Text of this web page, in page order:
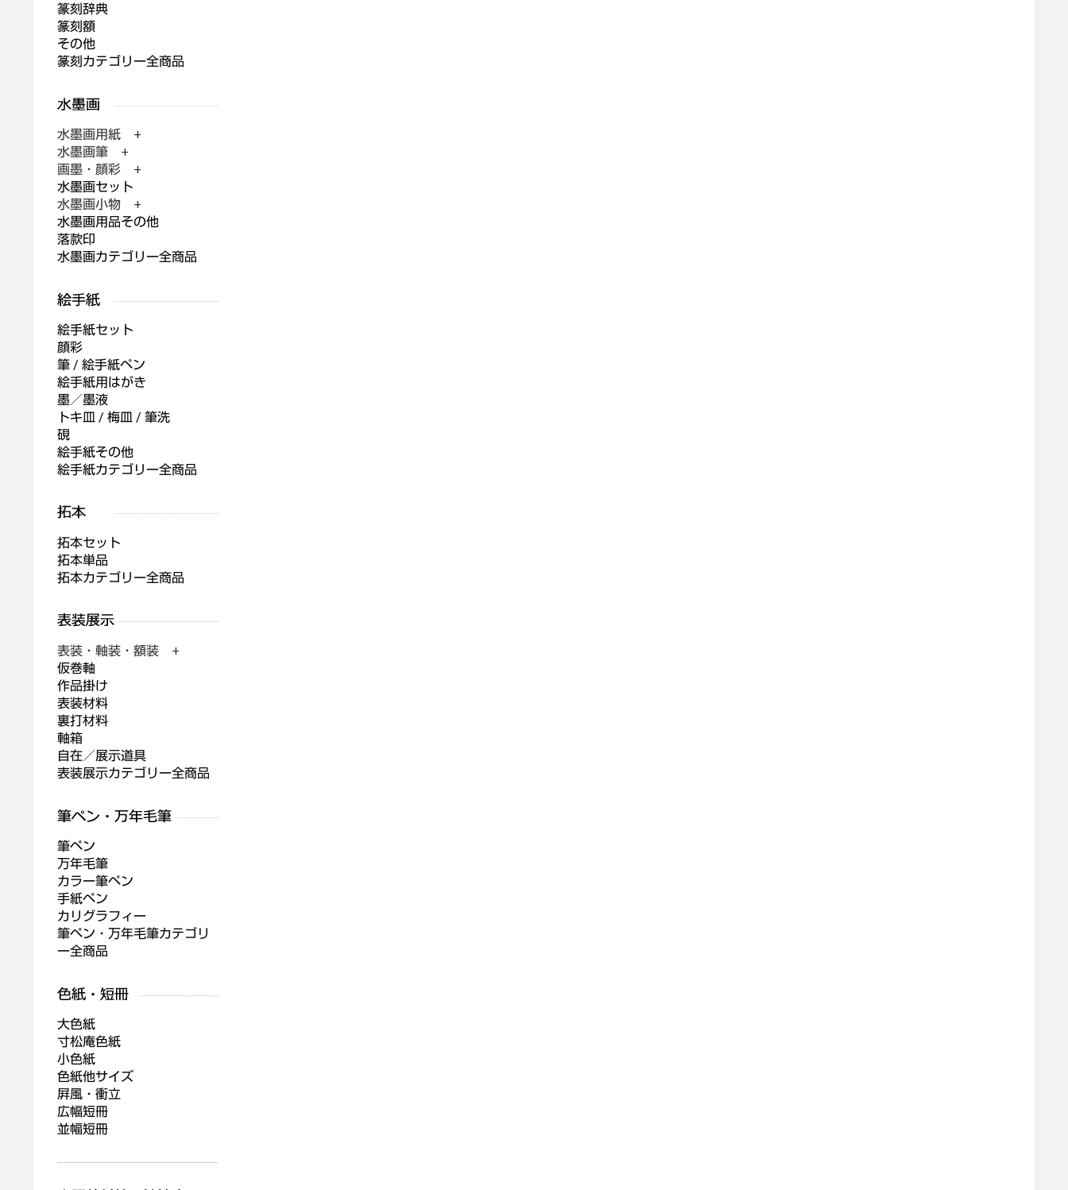
篆刻辞典
篆刻額
その他
篆刻カテゴリー全商品
水墨画用紙 +
水墨画筆 +
画墨・顔彩 +
水墨画セット
水墨画小物 +
水墨画用品その他
落款印
水墨画カテゴリー全商品
絵手紙セット
顔彩
筆 / 絵手紙ペン
絵手紙用はがき
墨／墨液
トキ皿 / 梅皿 / 筆洗
硯
絵手紙その他
絵手紙カテゴリー全商品
拓本セット
拓本単品
拓本カテゴリー全商品
表装・軸装・額装 +
仮巻軸
作品掛け
表装材料
裏打材料
軸箱
自在／展示道具
表装展示カテゴリー全商品
筆ペン
万年毛筆
カラー筆ペン
手紙ペン
カリグラフィー
筆ペン・万年毛筆カテゴリ
ー全商品
大色紙
寸松庵色紙
小色紙
色紙他サイズ
屛風・衝立
広幅短冊
並幅短冊